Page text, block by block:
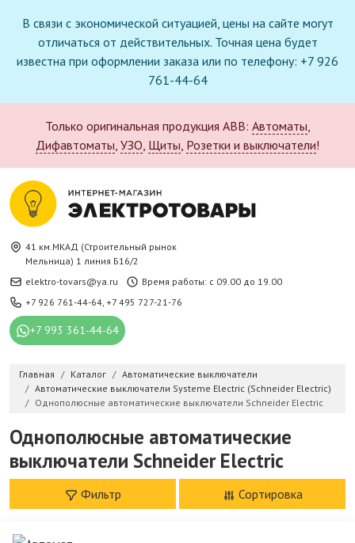
В связи с экономической ситуацией, цены на сайте могут
отличаться от действительных. Точная цена будет
известна при оформлении заказа или по телефону: +7 926
761-44-64
Только оригинальная продукция ABB: Автоматы,
Дифавтоматы, УЗО, Щиты, Розетки и выключатели!
41 км.МКАД (Строительный рынок
Мельница) 1 линия Б16/2
elektro-tovars@ya.ru
Время работы: с 09.00 до 19.00
+7 926 761-44-64, +7 495 727-21-76
+7 993 361-44-64
Главная Каталог
Автоматические выключатели
Автоматические выключатели Systeme Electric (Schneider Electric)
Однополюсные автоматические выключатели Schneider Electric
Однополюсные автоматические
выключатели Schneider Electric
Фильтр Сортировка